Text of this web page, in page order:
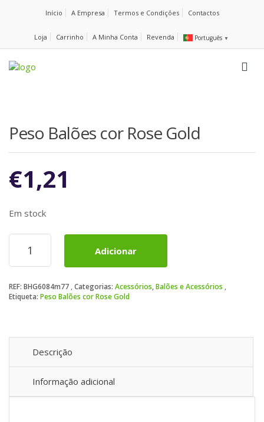
Início A Empresa Termos e Condições Contactos
Loja Carrinho A Minha Conta Revenda Português ▼
Peso Balões cor Rose Gold
€1,21
Em stock
Quantidade
Peso
cor
Rose
Adicionar
REF: BHG6084m77 Categorias: Acessórios,Balões e Acessórios
Etiqueta: Peso Balões cor Rose Gold
Descrição
Informação adicional